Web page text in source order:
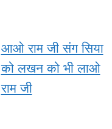
आओ राम जी संग सिया
को लखन को भी लाओ
राम जी